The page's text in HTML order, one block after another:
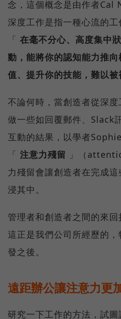
念，這個概念是由作者Cal
深度工作是指一種心流的
「 在毫不分心、高度集中
動，能將你的認知能力推
值、提升你的技能，難以被
不論何時，當創造者從深
做一些如回覆郵件、Slack
互動的結果，以學者
「 注意力殘留 」（
力殘留會讓創造者在完成
浸其中。
管理者和創造者之間的來回
這正是我們公司所經歷的
發之後。
遠距辦公讓注意力更
研究一下工作的方法，試